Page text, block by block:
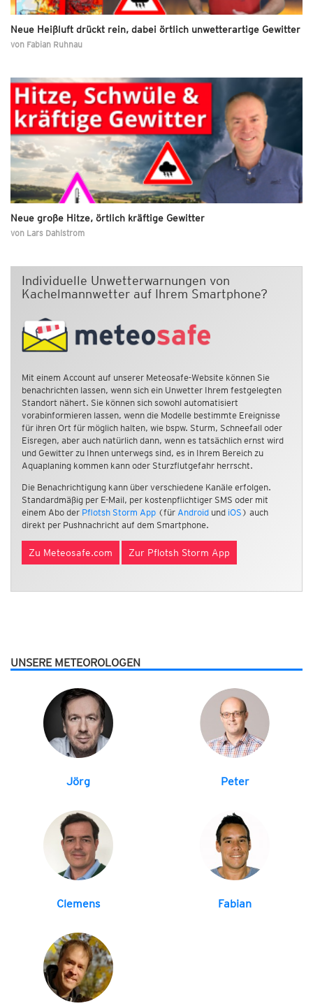
Neue Heißluft drückt rein, dabei örtlich unwetterartige Gewitter
von Fabian Ruhnau
Neue große Hitze, örtlich kräftige Gewitter
von Lars Dahlstrom
Individuelle Unwetterwarnungen von
Kachelmannwetter auf Ihrem Smartphone?
Mit einem Account auf unserer Meteosafe-Website können Sie
benachrichten lassen, wenn sich ein Unwetter Ihrem festgelegten
Standort nähert. Sie können sich sowohl automatisiert
vorabinformieren lassen, wenn die Modelle bestimmte Ereignisse
für ihren Ort für möglich halten, wie bspw. Sturm, Schneefall oder
Eisregen, aber auch natürlich dann, wenn es tatsächlich ernst wird
und Gewitter zu Ihnen unterwegs sind, es in Ihrem Bereich zu
Aquaplaning kommen kann oder Sturzflutgefahr herrscht.
Die Benachrichtigung kann über verschiedene Kanäle erfolgen.
Standardmäßig per E-Mail, per kostenpflichtiger SMS oder mit
einem Abo der Pflotsh Storm App (für Android und iOS ) auch
direkt per Pushnachricht auf dem Smartphone.
Zu Meteosafe.com Zur Pflotsh Storm App
UNSERE METEOROLOGEN
Jörg Peter
Clemens Fabian